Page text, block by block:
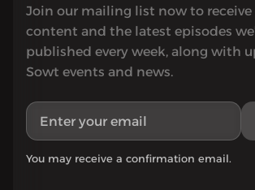
Join our mailing list now to receive
content and the latest episodes
published every week, along with
Sowt events and news.
You may receive a confirmation email.